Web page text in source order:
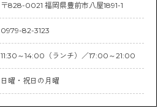
〒828-0021 福岡県豊前市八屋1891-1
0979-82-3123
11:30～14:00（ランチ）／17:00～21:00
日曜・祝日の月曜